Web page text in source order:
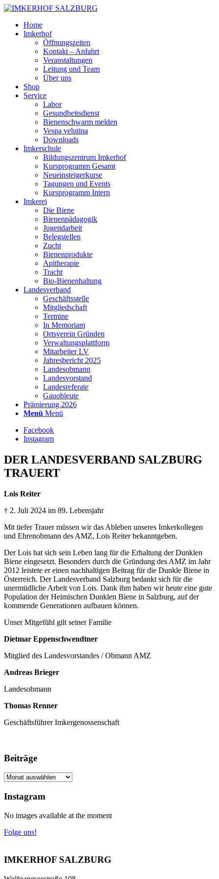
Home
Imkerhof
Öffnungszeiten
Kontakt – Anfahrt
Veranstaltungen
Leitung und Team
Über uns
Shop
Service
Labor
Gesundheitsdienst
Bienenschwarm melden
Vespa velutina
Downloads
Imkerschule
Bildungszentrum Imkerhof
Kursprogramm Gesamt
Neueinsteigerkurse
Tagungen und Events
Kursprogramm Intern
Imkerei
Die Biene
Bienenpädagogik
Jugendarbeit
Belegstellen
Zucht
Bienenprodukte
Apitherapie
Tracht
Bio-Bienenhaltung
Landesverband
Geschäftsstelle
Mitgliedschaft
Termine
In Memoriam
Ortsverein Gründen
Verwaltungsplattform
Mitarbeiter LV
Jahresbericht 2025
Landesobmann
Landesvorstand
Landesreferate
Gauobleute
Prämierung 2026
Menü Menü
Facebook
Instagram
DER LANDESVERBAND SALZBURG
TRAUERT
Lois Reiter
† 2. Juli 2024 im 89. Lebensjahr
Mit tiefer Trauer müssen wir das Ableben unseres Imkerkollegen
und Ehrenobmann des AMZ, Lois Reiter bekanntgeben.
Der Lois hat sich sein Leben lang für die Erhaltung der Dunklen
Biene eingesetzt. Besonders durch die Gründung des AMZ im Jahr
2012 leistete er einen nachhaltigen Beitrag für die Dunkle Biene in
Österreich. Der Landesverband Salzburg bedankt sich für die
unermüdliche Arbeit von Lois. Dank ihm haben wir heute eine gute
Population der Heimischen Dunklen Biene in Salzburg, auf der
kommende Generationen aufbauen können.
Unser Mitgefühl gilt seiner Familie
Dietmar Eppenschwendtner
Mitglied des Landesvorstandes / Obmann AMZ
Andreas Brieger
Landesobmann
Thomas Renner
Geschäftsführer Imkergenossenschaft
Beiträge
Beiträge
Instagram
No images available at the moment
Folge uns!
IMKERHOF SALZBURG